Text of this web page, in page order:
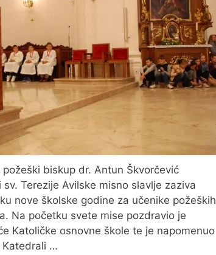
biskup dr. Antun Škvorčević
Terezije Avilske misno slavlje zaziva
nove školske godine za učenike požeških
Na početku svete mise pozdravio je
Katoličke osnovne škole te je napomenuo
Katedrali …